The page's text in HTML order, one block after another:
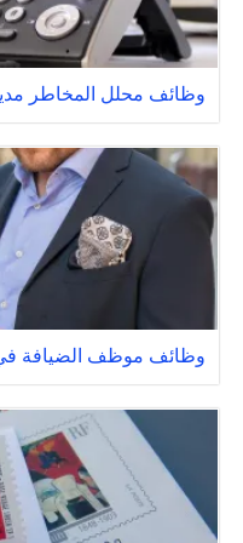
وظائف محلل المخاطر
وظائف موظف الضيافة